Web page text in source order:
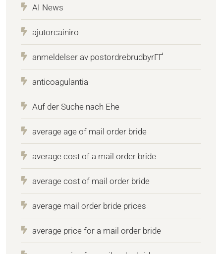
AI News
ajutorcainiro
anmeldelser av postordrebrudbyrГҐ
anticoagulantia
Auf der Suche nach Ehe
average age of mail order bride
average cost of a mail order bride
average cost of mail order bride
average mail order bride prices
average price for a mail order bride